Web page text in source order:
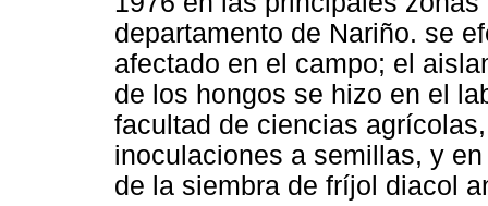
departamento de Nariño. se
afectado en el campo; el
de los hongos se hizo en el
facultad de ciencias
inoculaciones a semillas, y
de la siembra de fríjol diacol